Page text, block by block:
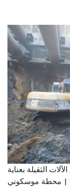
الثقيلة بعناية
| محطة موسكوني